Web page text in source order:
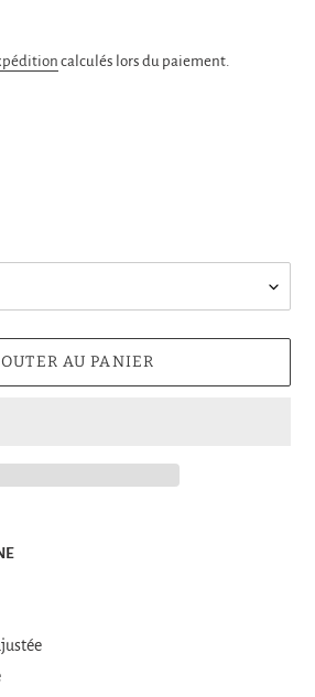
calculés lors du paiement.
AU PANIER